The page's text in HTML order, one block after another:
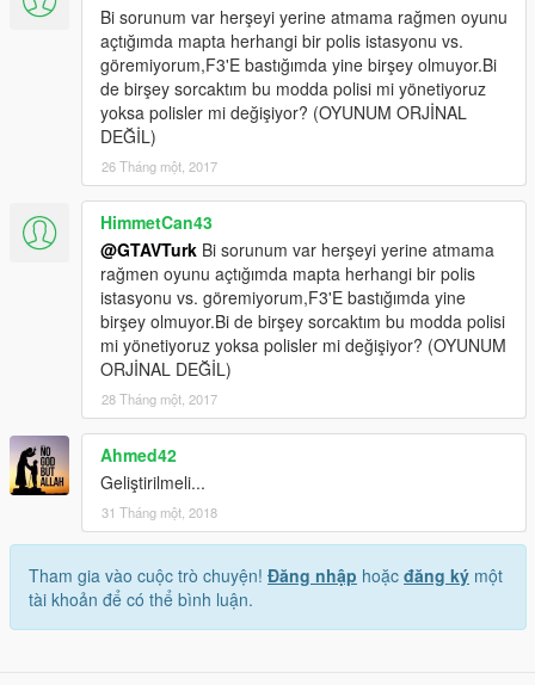
Bi sorunum var herşeyi yerine atmama rağmen oyunu
açtığımda mapta herhangi bir polis istasyonu vs.
göremiyorum,F3'E bastığımda yine birşey olmuyor.Bi
de birşey sorcaktım bu modda polisi mi yönetiyoruz
yoksa polisler mi değişiyor? (OYUNUM ORJİNAL
DEĞİL)
26 Tháng một, 2017
HimmetCan43
@GTAVTurk Bi sorunum var herşeyi yerine atmama
rağmen oyunu açtığımda mapta herhangi bir polis
istasyonu vs. göremiyorum,F3'E bastığımda yine
birşey olmuyor.Bi de birşey sorcaktım bu modda polisi
mi yönetiyoruz yoksa polisler mi değişiyor? (OYUNUM
ORJİNAL DEĞİL)
28 Tháng một, 2017
Ahmed42
Geliştirilmeli...
31 Tháng một, 2018
Tham gia vào cuộc trò chuyện! Đăng nhập hoặc đăng ký một
tài khoản để có thể bình luận.